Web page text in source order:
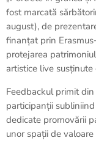
fost marcată
august), de
finanțat prin
protejarea
artistice live
Feedbackul primit
participanții
dedicate promovării
unor spații de valoare